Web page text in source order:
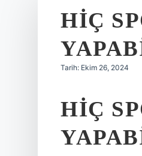
HIÇ
Tarih: Ekim 26, 2024
HIÇ